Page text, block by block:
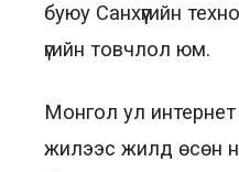
буюу Санхүүгийн
үгийн товчлол юм.
Монгол ул
жилээс жилд өсөн